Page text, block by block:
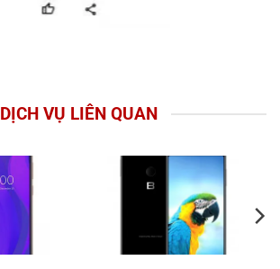
DỊCH VỤ LIÊN QUAN